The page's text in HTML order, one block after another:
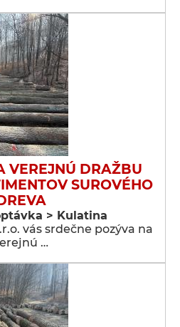
VEREJNÚ DRAŽBU
SUROVÉHO
> Kulatina
vás srdečne pozýva na
…